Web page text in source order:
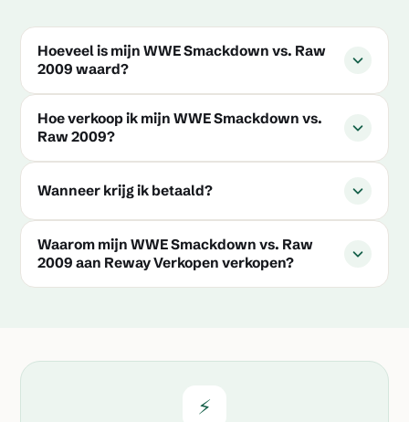
Hoeveel is mijn WWE Smackdown vs. Raw
2009 waard?
Hoe verkoop ik mijn WWE Smackdown vs.
Raw 2009?
Wanneer krijg ik betaald?
Waarom mijn WWE Smackdown vs. Raw
2009 aan Reway Verkopen verkopen?
⚡